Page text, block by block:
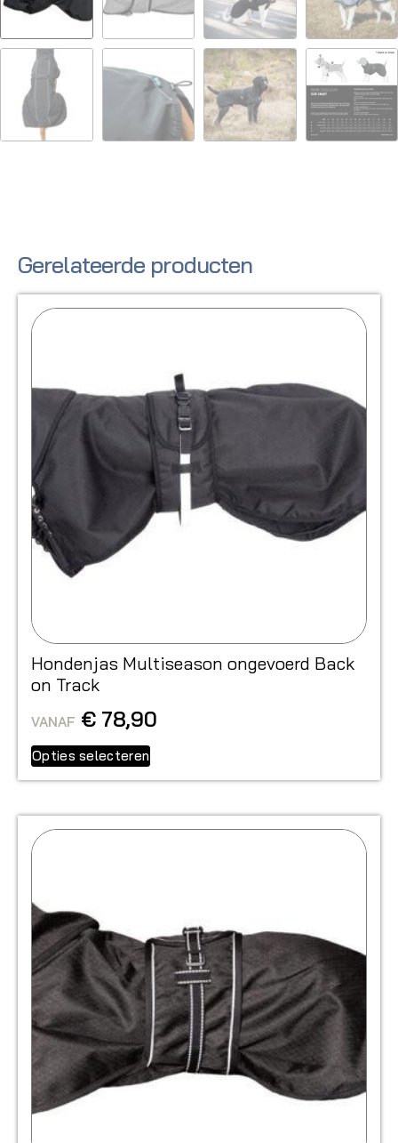
Gerelateerde producten
Hondenjas Multiseason ongevoerd Back
on Track
VANAF € 78,90
Opties selecteren